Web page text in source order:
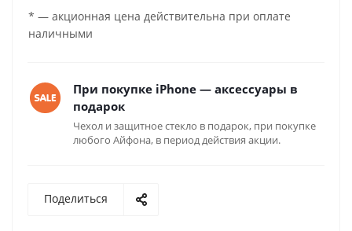
* — акционная цена действительна при оплате
наличными
При покупке iPhone — аксессуары в
подарок
Чехол и защитное стекло в подарок, при покупке
любого Айфона, в период действия акции.
Поделиться